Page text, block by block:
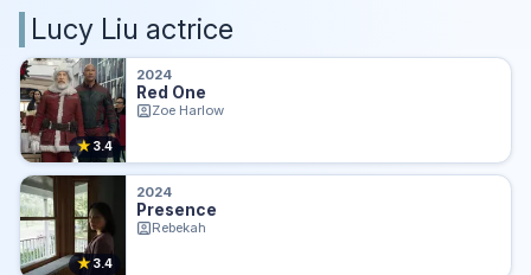
Lucy Liu actrice
★ 3.4
2024
Red One
Zoe Harlow
★3.4
2024
Presence
Rebekah